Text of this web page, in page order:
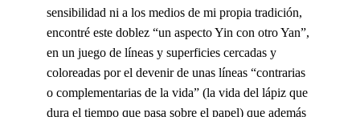
sensibilidad ni a los medios de mi propia tradición,
encontré este doblez “un aspecto Yin con otro Yan”,
en un juego de líneas y superficies cercadas y
coloreadas por el devenir de unas líneas “contrarias
o complementarias de la vida” (la vida del lápiz que
dura el tiempo que pasa sobre el papel) que además